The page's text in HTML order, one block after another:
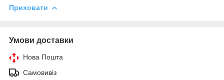
Приховати
Умови доставки
Нова Пошта
Самовивіз